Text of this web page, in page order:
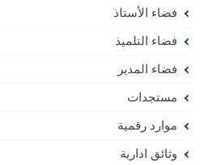
فضاء الأستاذ
فضاء التلميذ
فضاء المدير
مستجدات
موارد رقمية
وثائق ادارية